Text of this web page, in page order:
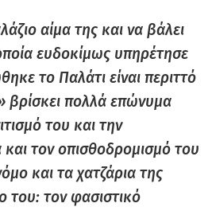
αίμα της και να βάλει
ευδοκίμως υπηρέτησε
το Παλάτι είναι περιττό
βρίσκει πολλά επώνυμα
του και την
τον οπισθοδρομισμό του
και τα χατζάρια της
του: τον φασιστικό